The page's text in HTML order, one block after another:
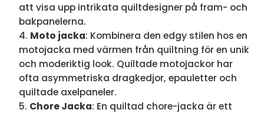
att visa upp intrikata quiltdesigner på fram- och
bakpanelerna.
Moto jacka: Kombinera den edgy stilen hos en
motojacka med värmen från quiltning för en unik
och moderiktig look. Quiltade motojackor har
ofta asymmetriska dragkedjor, epauletter och
quiltade axelpaneler.
Chore Jacka: En quiltad chore-jacka är ett